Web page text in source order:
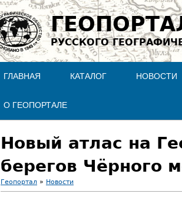
РУССКОГО
ГЛАВНАЯ КАТАЛОГ НОВОСТИ
О ГЕОПОРТАЛЕ
Новый атлас на
берегов Чёрного
Геопортал » Новости